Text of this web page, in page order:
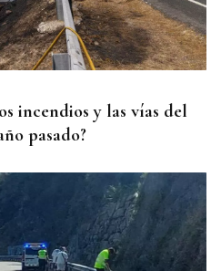
incendios y las vías del
pasado?